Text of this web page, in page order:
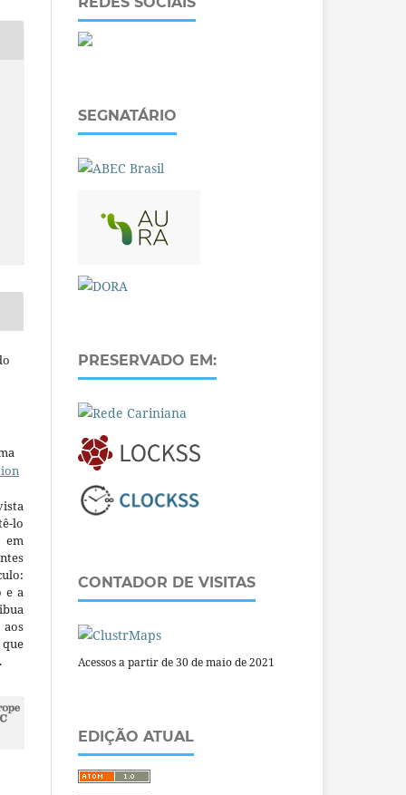
lo
em
e a
SEGNATÁRIO
PRESERVADO EM:
CONTADOR DE VISITAS
Acessos a partir de 30 de maio de 2021
EDIÇÃO ATUAL